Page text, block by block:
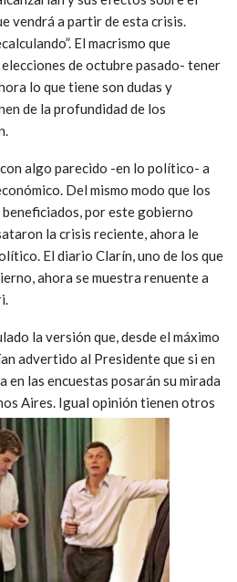
vendrá a partir de esta crisis.
El macrismo que
de octubre pasado- tener
lo que tiene son dudas y
de la profundidad de los
algo parecido -en lo político- a
Del mismo modo que los
por este gobierno
la crisis reciente, ahora le
El diario Clarín, uno de los que
ahora se muestra renuente a
la versión que, desde el máximo
advertido al Presidente que si en
en las encuestas posarán su mirada
Aires. Igual opinión tienen otros